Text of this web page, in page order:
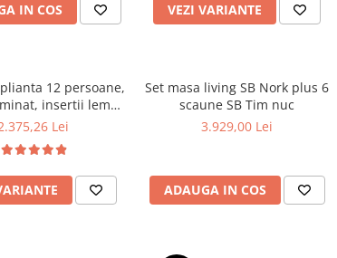
IN COS VEZI VARIANTE
12 persoane,
insertii lemn
cm si 6
nuc
Lei
Set masa living SB Nork plus 6
scaune SB Tim nuc
3.929,00 Lei
ADAUGA IN COS